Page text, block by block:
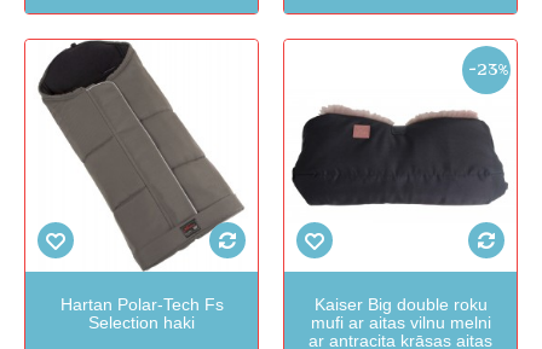
Hartan Polar-Tech Fs
Selection haki
-23%
Kaiser Big double roku
mufi ar aitas vilnu melni
ar antracita krāsas aitas